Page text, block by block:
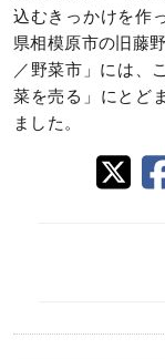
込むきっかけを作
県相模原市の旧藤
／野菜市」には、
菜を売る」にとど
ました。